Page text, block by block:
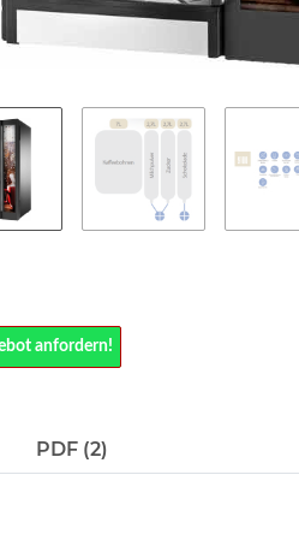
anfordern!
PDF (2)